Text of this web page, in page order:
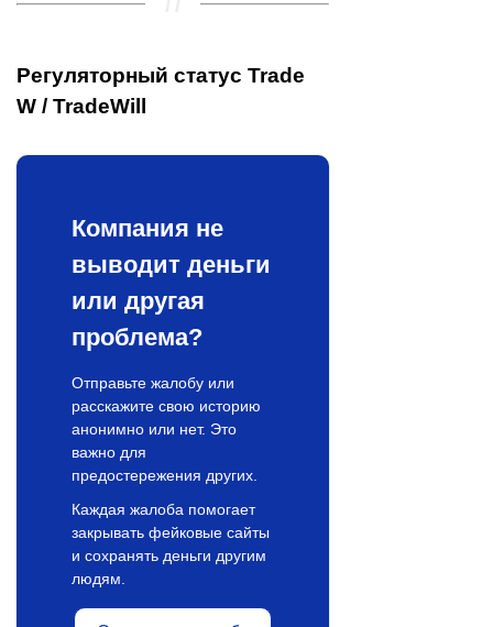
Регуляторный статус Trade
W / TradeWill
Компания не
выводит деньги
или другая
проблема?
Отправьте жалобу или
расскажите свою историю
анонимно или нет. Это
важно для
предостережения других.
Каждая жалоба помогает
закрывать фейковые сайты
и сохранять деньги другим
людям.